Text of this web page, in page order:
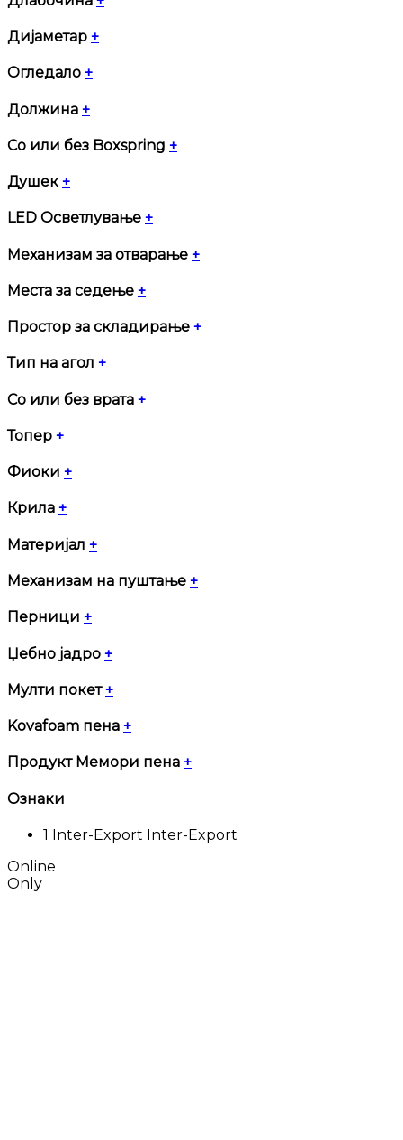
Дијаметар +
Огледало +
Должина +
Со или без Boxspring +
Душек +
LED Осветлување +
Механизам за отварање +
Места за седење +
Простор за складирање +
Тип на агол +
Со или без врата +
Топер +
Фиоки +
Крила +
Материјал +
Механизам на пуштање +
Перници +
Џебно јадро +
Мулти покет+
Kovafoam пена +
Продукт Мемори пена +
Ознаки
1 Inter-Export Inter-Export
Online
Only